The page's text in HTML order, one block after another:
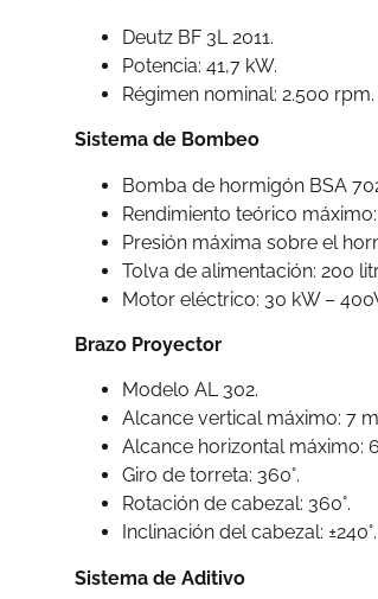
Deutz BF 3L 2011.
Potencia: 41,7 kW.
Régimen nominal: 2.500 rpm.
Sistema de Bombeo
Bomba de hormigón BSA
Rendimiento teórico
Presión máxima sobre el
Tolva de alimentación: 200
Motor eléctrico: 30 kW –
Brazo Proyector
Modelo AL 302.
Alcance vertical máximo: 7
Alcance horizontal máximo:
Giro de torreta: 360°.
Rotación de cabezal: 360°.
Inclinación del cabezal: ±240°.
Sistema de Aditivo